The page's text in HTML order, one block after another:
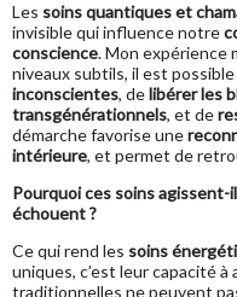
Les soins quantiques et
invisible qui influence notre
conscience. Mon expérience
niveaux subtils, il est
inconscientes, delibérer les
transgénérationnels, et de
démarche favorise une
intérieure, et permet de
Pourquoi ces soins agissent-
échouent ?
Ce qui rend les soins
uniques, c’est leur capacité
traditionnelles ne peuvent